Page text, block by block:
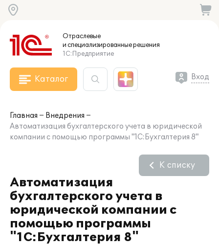
Отраслевые
и специализированныерешения
1С:Предприятие
Каталог Вход
Главная
Внедрения
Автоматизация бухгалтерского учета в юридической
компании с помощью программы "1С:Бухгалтерия 8"
Автоматизация
бухгалтерского учета в
юридической компании с
помощью программы
"1С:Бухгалтерия 8"
К списку